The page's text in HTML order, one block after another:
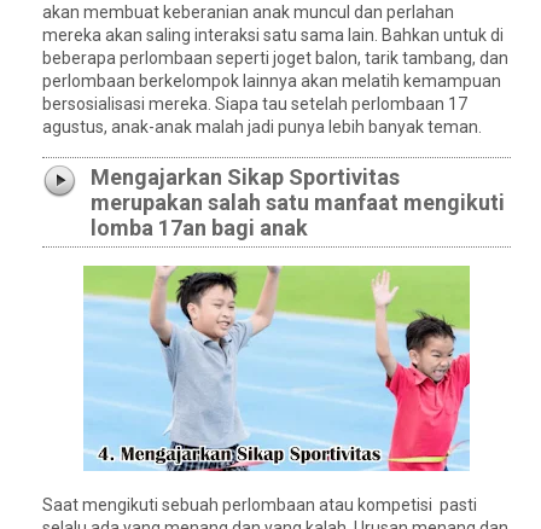
akan membuat keberanian anak muncul dan perlahan
mereka akan saling interaksi satu sama lain. Bahkan untuk di
beberapa perlombaan seperti joget balon, tarik tambang, dan
perlombaan berkelompok lainnya akan melatih kemampuan
bersosialisasi mereka. Siapa tau setelah perlombaan 17
agustus, anak-anak malah jadi punya lebih banyak teman.
Mengajarkan Sikap Sportivitas
merupakan salah satu manfaat mengikuti
lomba 17an bagi anak
Saat mengikuti sebuah perlombaan atau kompetisi pasti